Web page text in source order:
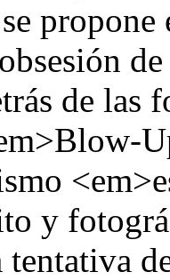
de las
y
tentativa